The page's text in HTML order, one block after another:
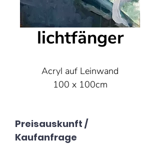
lichtfänger
Acryl auf Leinwand
100 x 100cm
Preisauskunft /
Kaufanfrage